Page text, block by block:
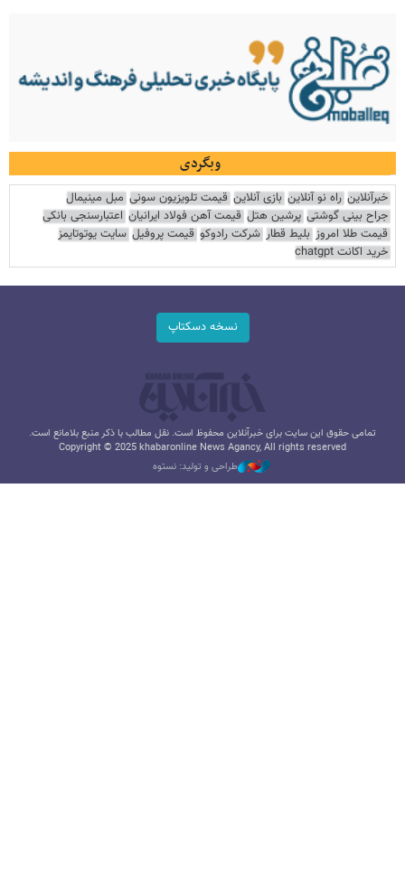
وبگردی
خبرآنلاین راه نو آنلاین بازی آنلاین قیمت تلویزیون سونی مبل مینیمال
جراح بینی گوشتی پرشین هتل قیمت آهن فولاد ایرانیان اعتبارسنجی بانکی
قیمت طلا امروز بلیط قطار شرکت رادوکو قیمت پروفیل سایت یوتوتایمز
خرید اکانت chatgpt
نسخه دسکتاپ
تمامی حقوق این سایت برای خبرآنلاین محفوظ است. نقل مطالب با ذکر منبع بلامانع است.
Copyright © 2025 khabaronline News Agancy, All rights reserved
طراحی و تولید: نستوه